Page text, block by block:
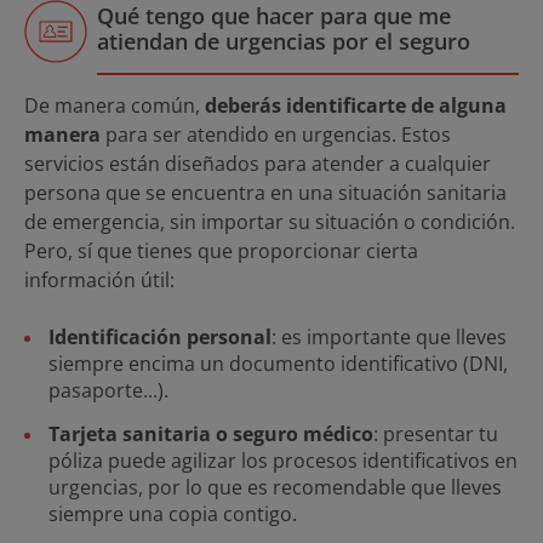
Qué tengo que hacer para que me
atiendan de urgencias por el seguro
De manera común, deberás identificarte de alguna
manera para ser atendido en urgencias. Estos
servicios están diseñados para atender a cualquier
persona que se encuentra en una situación sanitaria
de emergencia, sin importar su situación o condición.
Pero, sí que tienes que proporcionar cierta
información útil:
Identificación personal: es importante que lleves
siempre encima un documento identificativo (DNI,
pasaporte...).
Tarjeta sanitaria o seguro médico: presentar tu
póliza puede agilizar los procesos identificativos en
urgencias, por lo que es recomendable que lleves
siempre una copia contigo.